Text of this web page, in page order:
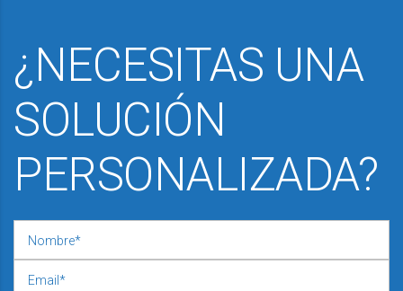
¿NECESITAS UNA
SOLUCIÓN
PERSONALIZADA?